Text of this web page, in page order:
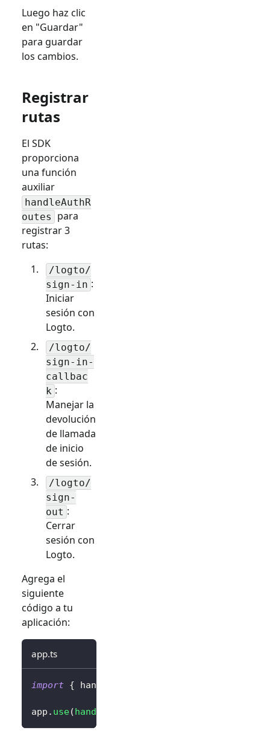
Luego haz clic
en "Guardar"
para guardar
los cambios.
Registrar
rutas
El SDK
proporciona
una función
auxiliar
handleAuthR
outes
para
registrar 3
rutas:
/logto/
sign-in :
Iniciar
sesión con
Logto.
/logto/
sign-in-
callbac
k :
Manejar la
devolución
de llamada
de inicio
de sesión.
/logto/
sign-
out :
Cerrar
sesión con
Logto.
Agrega el
siguiente
código a tu
aplicación:
app.ts
import { handleAuthRoutes
app . use(handleAuthRoutes